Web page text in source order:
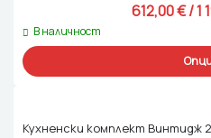
612,00 € / 1
В наличност
Кухненски комплект Винтидж